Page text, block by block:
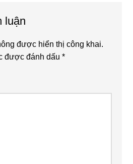
luận
được hiển thị công khai.
được đánh dấu*